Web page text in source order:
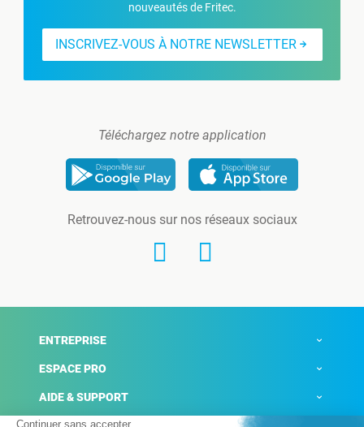
nouveautés de Fritec.
INSCRIVEZ-VOUS À NOTRE NEWSLETTER
Téléchargez notre application
Retrouvez-nous sur nos réseaux sociaux
ENTREPRISE
ESPACE PRO
AIDE & SUPPORT